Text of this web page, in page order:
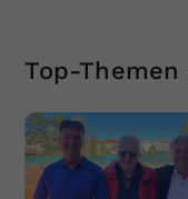
Top-